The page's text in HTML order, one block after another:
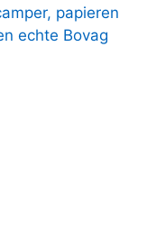
papieren
echte Bovag